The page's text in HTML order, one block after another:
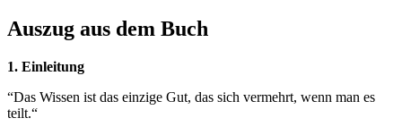
Auszug aus dem Buch
1. Einleitung
“Das Wissen ist das einzige Gut, das sich vermehrt, wenn man es
teilt.“